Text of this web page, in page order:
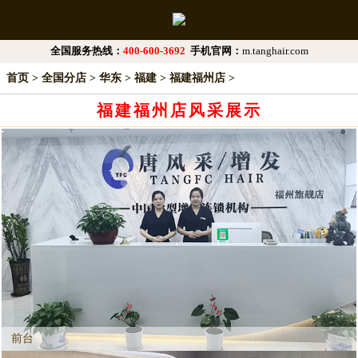
全国服务热线： 400-600-3692 手机官网： m.tanghair.com
首页 > 全国分店 > 华东 > 福建 > 福建福州店 >
福建福州店风采展示
前台